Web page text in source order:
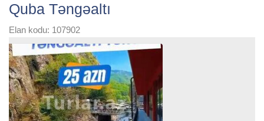
Quba Təngəaltı
Elan kodu: 107902